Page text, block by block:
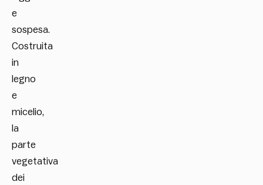
e
sospesa.
Costruita
in
legno
e
micelio,
la
parte
vegetativa
dei